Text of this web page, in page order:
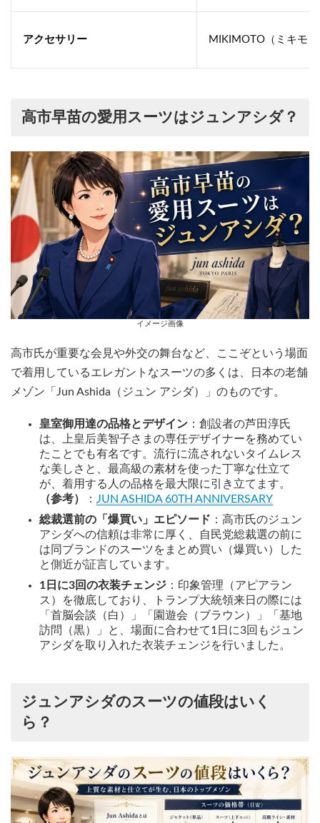
アクセサリー MIKIMOTO（ミキモ
高市早苗の愛用スーツはジュンアシダ？
イメージ画像
高市氏が重要な会見や外交の舞台など、ここぞという場面
で着用しているエレガントなスーツの多くは、日本の老舗
メゾン「Jun Ashida（ジュン アシダ）」のものです。
皇室御用達の品格とデザイン ：創設者の芦田淳氏
は、上皇后美智子さまの専任デザイナーを務めてい
たことでも有名です。流行に流されないタイムレス
な美しさと、最高級の素材を使った丁寧な仕立て
が、着用する人の品格を最大限に引き立てます。
（参考）
： JUN ASHIDA 60TH ANNIVERSARY
総裁選前の「爆買い」エピソード ：高市氏のジュン
アシダへの信頼は非常に厚く、自民党総裁選の前に
は同ブランドのスーツをまとめ買い（爆買い）した
と側近が証言しています。
1日に3回の衣装チェンジ ：印象管理（アピアラン
ス）を徹底しており、トランプ大統領来日の際には
「首脳会談（白）」「園遊会（ブラウン）」「基地
訪問（黒）」と、場面に合わせて1日に3回もジュン
アシダを取り入れた衣装チェンジを行いました。
ジュンアシダのスーツの値段はいく
ら？